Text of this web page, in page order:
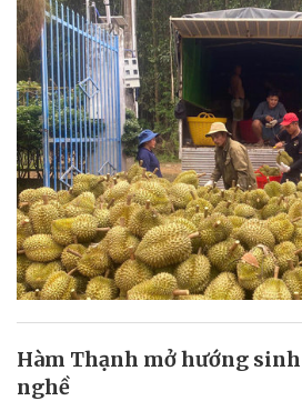
Hàm Thạnh mở hướng
nghề